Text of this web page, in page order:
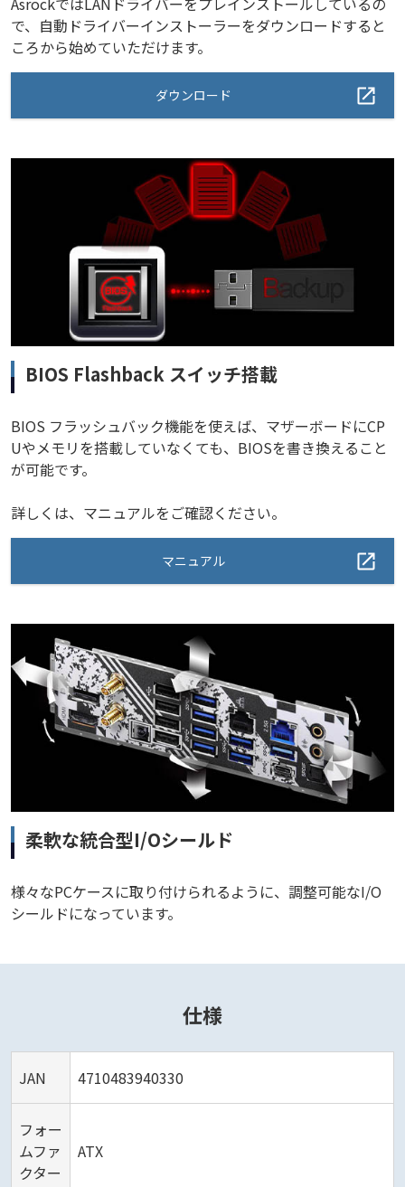
で、自動ドライバーインストーラーをダウンロードすると
ころから始めていただけます。
ダウンロード
BIOS Flashback スイッチ搭載
BIOS フラッシュバック機能を使えば、マザーボードにCP
Uやメモリを搭載していなくても、BIOSを書き換えること
が可能です。
詳しくは、マニュアルをご確認ください。
マニュアル
柔軟な統合型I/Oシールド
様々なPCケースに取り付けられるように、調整可能なI/O
シールドになっています。
仕様
JAN 4710483940330
フォー
ムファ
クター
ATX